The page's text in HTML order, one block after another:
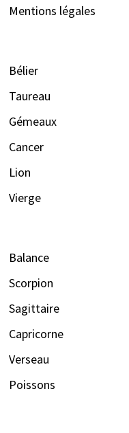
Mentions légales
Bélier
Taureau
Gémeaux
Cancer
Lion
Vierge
Balance
Scorpion
Sagittaire
Capricorne
Verseau
Poissons